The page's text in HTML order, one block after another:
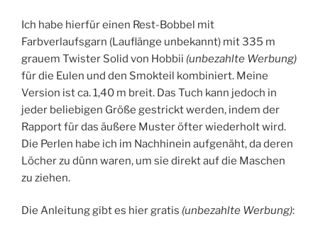
Ich habe hierfür einen Rest-Bobbel mit
Farbverlaufsgarn (Lauflänge unbekannt) mit 335 m
grauem Twister Solid von Hobbii (unbezahlte Werbung)
für die Eulen und den Smokteil kombiniert. Meine
Version ist ca. 1,40 m breit. Das Tuch kann jedoch in
jeder beliebigen Größe gestrickt werden, indem der
Rapport für das äußere Muster öfter wiederholt wird.
Die Perlen habe ich im Nachhinein aufgenäht, da deren
Löcher zu dünn waren, um sie direkt auf die Maschen
zu ziehen.
Die Anleitung gibt es hier gratis (unbezahlte Werbung):